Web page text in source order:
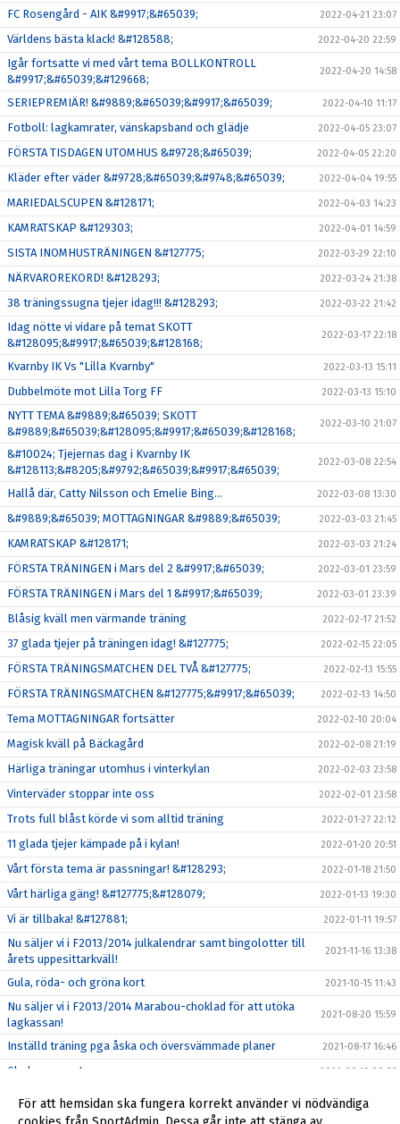
FC Rosengård - AIK &#9917;&#65039; 2022-04-21 23:07
Världens bästa klack! &#128588; 2022-04-20 22:59
Igår fortsatte vi med vårt tema BOLLKONTROLL
&#9917;&#65039;&#129668;
2022-04-20 14:58
SERIEPREMIÄR! &#9889;&#65039;&#9917;&#65039; 2022-04-10 11:17
Fotboll: lagkamrater, vänskapsband och glädje 2022-04-05 23:07
FÖRSTA TISDAGEN UTOMHUS &#9728;&#65039; 2022-04-05 22:20
Kläder efter väder &#9728;&#65039;&#9748;&#65039; 2022-04-04 19:55
MARIEDALSCUPEN &#128171; 2022-04-03 14:23
KAMRATSKAP &#129303; 2022-04-01 14:59
SISTA INOMHUSTRÄNINGEN &#127775; 2022-03-29 22:10
NÄRVAROREKORD! &#128293; 2022-03-24 21:38
38 träningssugna tjejer idag!!! &#128293; 2022-03-22 21:42
Idag nötte vi vidare på temat SKOTT
&#128095;&#9917;&#65039;&#128168;
2022-03-17 22:18
Kvarnby IK Vs "Lilla Kvarnby" 2022-03-13 15:11
Dubbelmöte mot Lilla Torg FF 2022-03-13 15:10
NYTT TEMA &#9889;&#65039; SKOTT
&#9889;&#65039;&#128095;&#9917;&#65039;&#128168;
2022-03-10 21:07
&#10024; Tjejernas dag i Kvarnby IK
&#128113;&#8205;&#9792;&#65039;&#9917;&#65039;
2022-03-08 22:54
Hallå där, Catty Nilsson och Emelie Bing… 2022-03-08 13:30
&#9889;&#65039; MOTTAGNINGAR &#9889;&#65039; 2022-03-03 21:45
KAMRATSKAP &#128171; 2022-03-03 21:24
FÖRSTA TRÄNINGEN i Mars del 2 &#9917;&#65039; 2022-03-01 23:59
FÖRSTA TRÄNINGEN i Mars del 1 &#9917;&#65039; 2022-03-01 23:39
Blåsig kväll men värmande träning 2022-02-17 21:52
37 glada tjejer på träningen idag! &#127775; 2022-02-15 22:05
FÖRSTA TRÄNINGSMATCHEN DEL TVÅ &#127775; 2022-02-13 15:55
FÖRSTA TRÄNINGSMATCHEN &#127775;&#9917;&#65039; 2022-02-13 14:50
Tema MOTTAGNINGAR fortsätter 2022-02-10 20:04
Magisk kväll på Bäckagård 2022-02-08 21:19
Härliga träningar utomhus i vinterkylan 2022-02-03 23:58
Vinterväder stoppar inte oss 2022-02-01 23:58
Trots full blåst körde vi som alltid träning 2022-01-27 22:12
11 glada tjejer kämpade på i kylan! 2022-01-20 20:51
Vårt första tema är passningar! &#128293; 2022-01-18 21:50
Vårt härliga gäng! &#127775;&#128079; 2022-01-13 19:30
Vi är tillbaka! &#127881; 2022-01-11 19:57
Nu säljer vi i F2013/2014 julkalendrar samt bingolotter till
årets uppesittarkväll!
2021-11-16 13:38
Gula, röda- och gröna kort 2021-10-15 11:43
Nu säljer vi i F2013/2014 Marabou-choklad för att utöka
lagkassan!
2021-08-20 15:59
Inställd träning pga åska och översvämmade planer 2021-08-17 16:46
Glad sommar ! 2021-06-18 09:56
Seriestarten framflyttad till 22-23 maj! 2021-04-28 08:29
Glöm inte att svara på våra kallelser!
För att hemsidan ska fungera korrekt använder vi nödvändiga